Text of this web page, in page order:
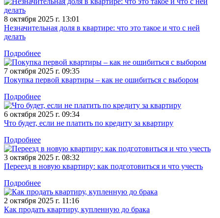
8 октября 2025 г. 13:01
Незначительная доля в квартире: что это такое и что с ней
делать
Подробнее
7 октября 2025 г. 09:35
Покупка первой квартиры – как не ошибиться с выбором
Подробнее
6 октября 2025 г. 09:34
Что будет, если не платить по кредиту за квартиру
Подробнее
3 октября 2025 г. 08:32
Переезд в новую квартиру: как подготовиться и что учесть
Подробнее
2 октября 2025 г. 11:16
Как продать квартиру, купленную до брака